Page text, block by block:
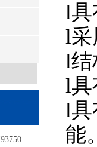
汉钠钾试剂HI93750A-0和HI93750B-0使用指南
l
l
l结
l
l
能